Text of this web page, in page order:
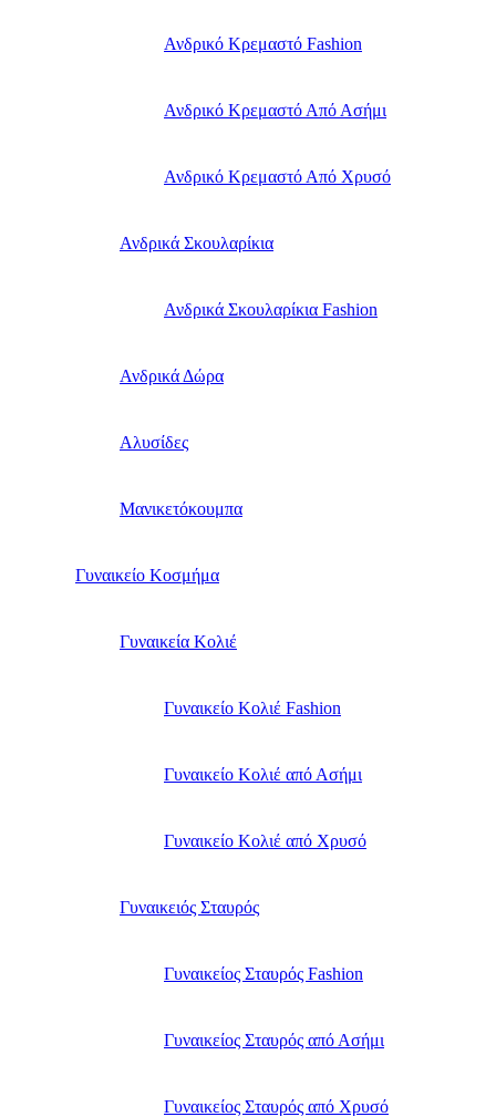
Ανδρικό Κρεμαστό Fashion
Ανδρικό Κρεμαστό Από Ασήμι
Ανδρικό Κρεμαστό Από Χρυσό
Ανδρικά Σκουλαρίκια
Ανδρικά Σκουλαρίκια Fashion
Ανδρικά Δώρα
Αλυσίδες
Μανικετόκουμπα
Γυναικείο Κοσμήμα
Γυναικεία Κολιέ
Γυναικείο Κολιέ Fashion
Γυναικείο Κολιέ από Ασήμι
Γυναικείο Κολιέ από Χρυσό
Γυναικειός Σταυρός
Γυναικείος Σταυρός Fashion
Γυναικείος Σταυρός από Ασήμι
Γυναικείος Σταυρός από Χρυσό